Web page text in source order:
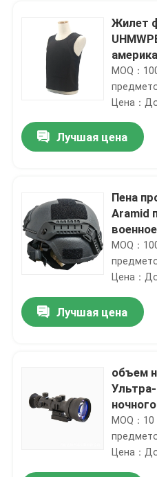
Жилет
MOQ：
Цена：
Лучшая цена
Пена
Aramid
MOQ：
Цена：
Лучшая цена
объем
6X
MOQ：
Цена：